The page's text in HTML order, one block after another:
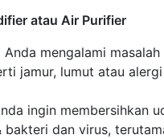
atau Air Purifier
Anda mengalami masalah
jamur, lumut atau alergi
ingin membersihkan
dan virus,